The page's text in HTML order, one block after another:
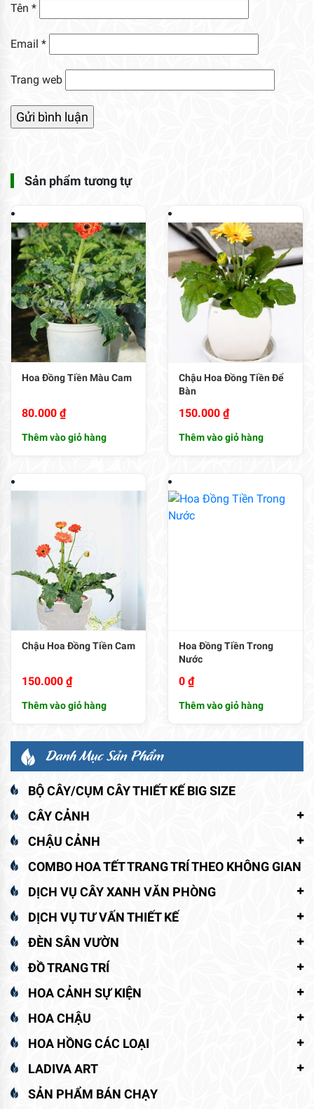
Tên *
Email *
Trang web
Sản phẩm tương tự
Hoa Đồng Tiền Màu Cam
80.000 ₫
Thêm vào giỏ hàng
Chậu Hoa Đồng Tiền Để
Bàn
150.000 ₫
Thêm vào giỏ hàng
Chậu Hoa Đồng Tiền Cam
150.000 ₫
Thêm vào giỏ hàng
Hoa Đồng Tiền Trong
Nước
0 ₫
Thêm vào giỏ hàng
Danh Mục Sản Phẩm
BỘ CÂY/CỤM CÂY THIẾT KẾ BIG SIZE
CÂY CẢNH
CHẬU CẢNH
COMBO HOA TẾT TRANG TRÍ THEO KHÔNG GIAN
DỊCH VỤ CÂY XANH VĂN PHÒNG
DỊCH VỤ TƯ VẤN THIẾT KẾ
ĐÈN SÂN VƯỜN
ĐỒ TRANG TRÍ
HOA CẢNH SỰ KIỆN
HOA CHẬU
HOA HỒNG CÁC LOẠI
LADIVA ART
SẢN PHẨM BÁN CHẠY